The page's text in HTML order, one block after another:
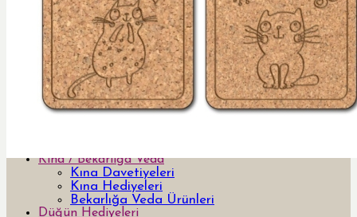
Kumaş Davetiyeler
Ahşap Davetiyeler
Şişe Davetiyeler
Temalı Davetiyeler
Aksesuar
Menü ve Masa İsim Kartları
LCV ve Teşekkür Kartları
Save the Date
Kına / Bekarlığa Veda
Kına Davetiyeleri
Kına Hediyeleri
Bekarlığa Veda Ürünleri
Düğün Hediyeleri